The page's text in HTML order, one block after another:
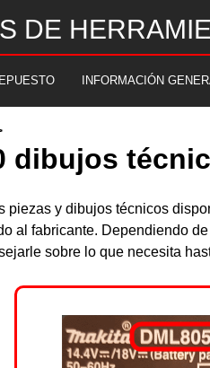
DE
INFORMACIÓN
dibujos
piezas y dibujos técnicos
al fabricante. Dependiendo
sobre lo que necesita